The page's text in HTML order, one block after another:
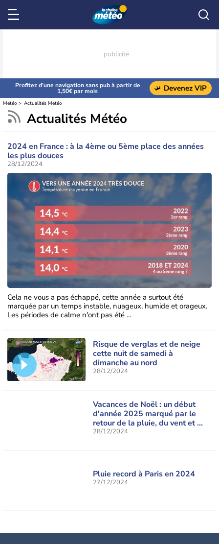
Profitez d’une navigation sans pub à partir de
1,50€ par mois Devenez VIP
Météo Actualités Météo
Actualités Météo
2024 en France : à la 4ème ou 5ème place des années
les plus douces
28/12/2024
Cela ne vous a pas échappé, cette année a surtout été
marquée par un temps instable, nuageux, humide et orageux.
Les périodes de calme n'ont pas été ...
Risque de verglas et de neige
cette nuit de samedi à
dimanche au nord
28/12/2024
Vacances de Noël : un début
d'année 2025 marqué par le
retour de la pluie, du vent et de
la neige
28/12/2024
Pluie record à Paris en 2024
27/12/2024